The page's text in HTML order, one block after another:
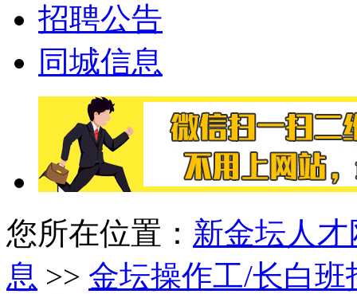
招聘公告
同城信息
您所在位置： 新金坛人才
息 >> 金坛操作工/长白班